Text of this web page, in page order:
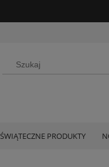
ŚWIĄTECZNE PRODUKTY